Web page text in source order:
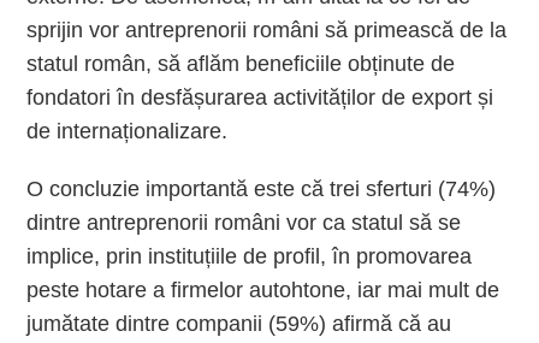
sprijin vor antreprenorii români să primească de la
statul român, să aflăm beneficiile obținute de
fondatori în desfășurarea activităților de export și
de internaționalizare.
O concluzie importantă este că trei sferturi (74%)
dintre antreprenorii români vor ca statul să se
implice, prin instituțiile de profil, în promovarea
peste hotare a firmelor autohtone, iar mai mult de
jumătate dintre companii (59%) afirmă că au